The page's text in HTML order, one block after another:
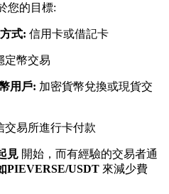
您的目標:
式: 信用卡或借記卡
定幣交易
用戶: 加密貨幣兌換或現貨交
交易所進行卡付款
見 開始，而有經驗的交易者通
PIEVERSE/USDT 來減少費